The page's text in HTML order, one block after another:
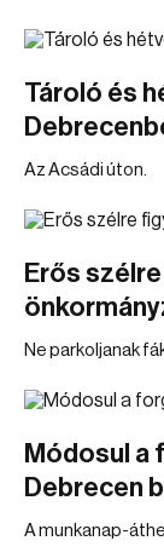
Tároló és
Az Acsádi úton.
Erős
Ne parkoljanak
Módosul a
Debrecen
A munkanap-